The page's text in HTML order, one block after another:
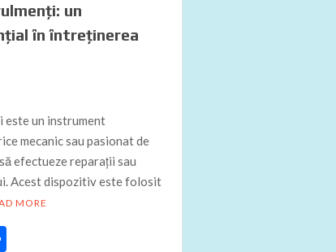
un
în întreținerea
este un instrument
mecanic sau pasionat de
efectueze reparații sau
Acest dispozitiv este folosit
MORE